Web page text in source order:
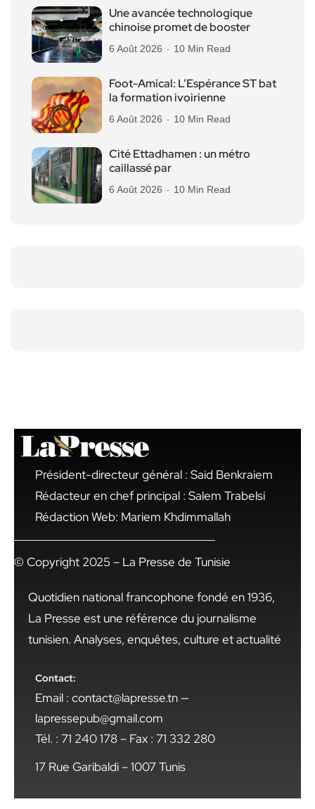
Une avancée technologique
chinoise promet de booster
6 Août 2026 10 Min Read
Foot-Amical: L’Espérance ST bat
la formation ivoirienne
6 Août 2026 10 Min Read
Cité Ettadhamen : un métro
caillassé par
6 Août 2026 10 Min Read
Président-directeur général : Said Benkraiem
Rédacteur en chef principal : Salem Trabelsi
Rédaction Web: Mariem Khdimmallah
© Copyright 2025 – La Presse de Tunisie
Quotidien national francophone fondé en 1936,
La Presse est une référence du journalisme
tunisien. Analyses, enquêtes, culture et actualité
Contact:
Email : contact@lapresse.tn —
lapressepub@gmail.com
Tél. : 71 240 178 – Fax : 71 332 280
17 Rue Garibaldi – 1007 Tunis